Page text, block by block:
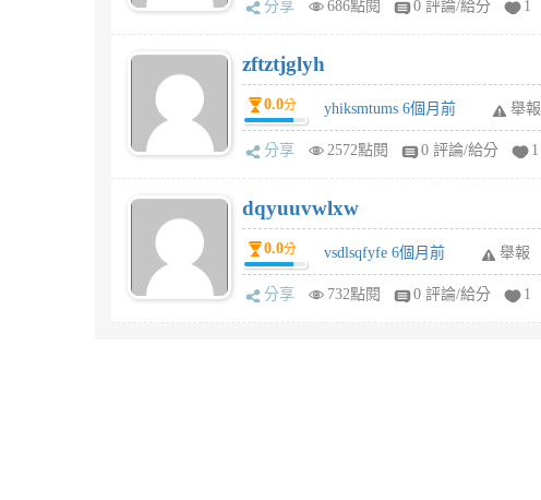
分享 686點閱 0 評論/給分 1
zftztjglyh
0.0分 yhiksmtums 6個月前 舉報
分享 2572點閱 0 評論/給分 1
dqyuuvwlxw
0.0分 vsdlsqfyfe 6個月前 舉報
分享 732點閱 0 評論/給分 1